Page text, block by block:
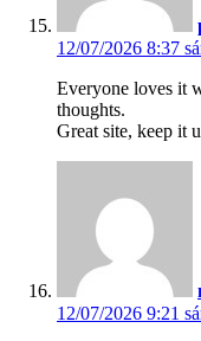
12/07/2026 8:37
Everyone loves it
thoughts.
Great site, keep it
12/07/2026 9:21